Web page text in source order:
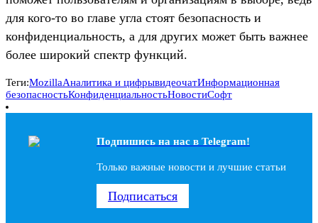
для кого-то во главе угла стоят безопасность и
конфиденциальность, а для других может быть важнее
более широкий спектр функций.
Теги:MozillaАналитика и цифрывидеочатИнформационная
безопасностьКонфиденциальностьНовостиСофт
Подпишись на наc в Telegram!
Только важные новости и лучшие статьи
Подписаться